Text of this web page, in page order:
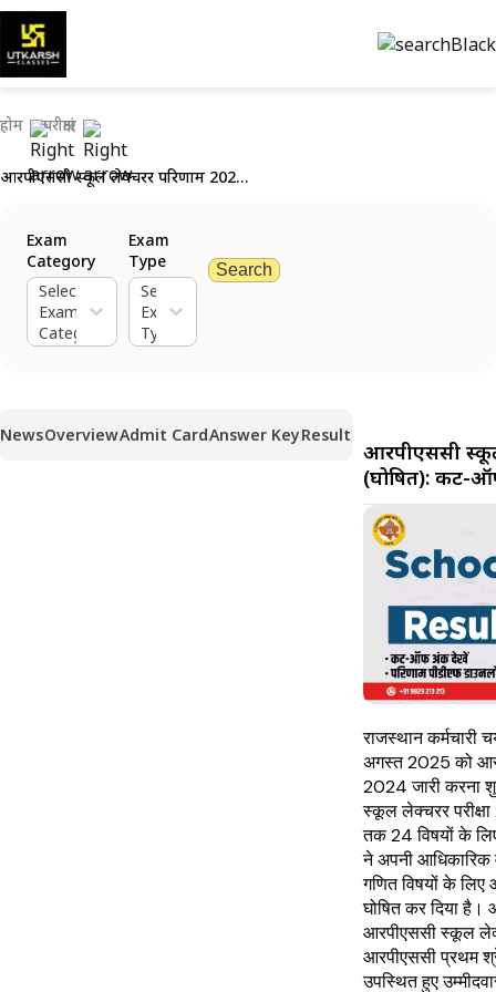
होम परीक्षाएं
आरपीएससी स्कूल लेक्चरर परिणाम 2024 (घोषित): कट-ऑफ और परिणाम देखें
Exam
Category
Select
Exam
Category
Exam
Type
Select
Exam
Type
Search
NewsOverviewAdmit CardAnswer KeyResult
आरपीएससी
(घोषित): कट-
राजस्थान कर्मचारी
अगस्त 2025 को
2024 जारी करना
स्कूल लेक्चरर
तक 24 विषयों के
ने अपनी आधिकारिक
गणित विषयों के
घोषित कर दिया है।
आरपीएससी स्कूल
आरपीएससी प्रथम
उपस्थित हुए